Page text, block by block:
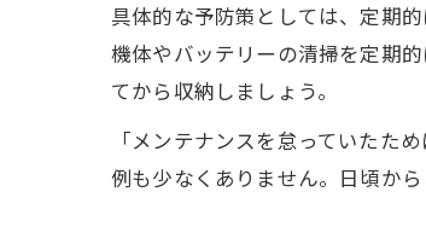
具体的な予防策としては、定期
機体やバッテリーの清掃を定期
てから収納しましょう。
「メンテナンスを怠っていたた
例も少なくありません。日頃か